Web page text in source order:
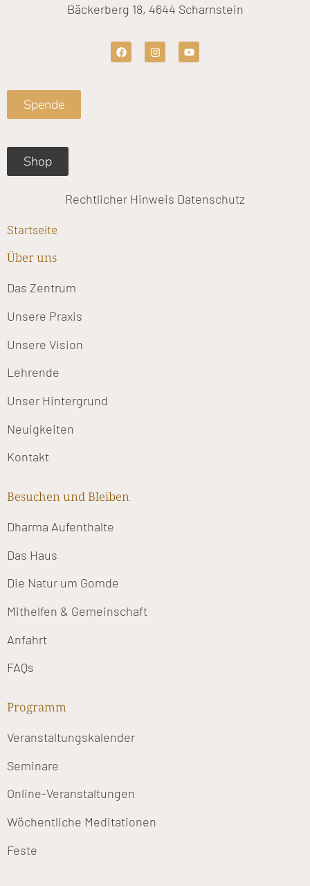
Bäckerberg 18, 4644 Scharnstein
F
a
c
I
n
s
Y
o
u
Spende
Shop
Rechtlicher Hinweis Datenschutz
Startseite
Über uns
Das Zentrum
Unsere Praxis
Unsere Vision
Lehrende
Unser Hintergrund
Neuigkeiten
Kontakt
Besuchen und Bleiben
Dharma Aufenthalte
Das Haus
Die Natur um Gomde
Mithelfen & Gemeinschaft
Anfahrt
FAQs
Programm
Veranstaltungskalender
Seminare
Online-Veranstaltungen
Wöchentliche Meditationen
Feste